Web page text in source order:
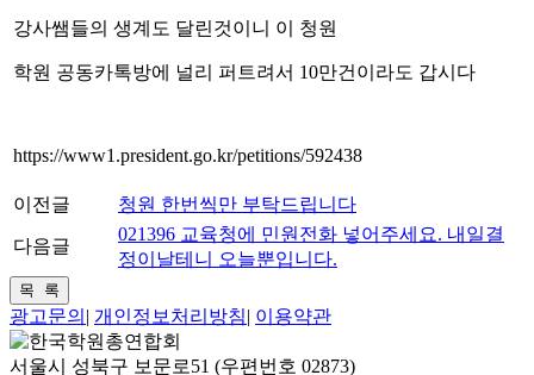
강사쌤들의 생계도 달린것이니 이 청원
학원 공동카톡방에 널리 퍼트려서 10만건이라도 갑시다
https://www1.president.go.kr/petitions/592438
이전글 청원 한번씩만 부탁드립니다
다음글
021396 교육청에 민원전화 넣어주세요. 내일결
정이날테니 오늘뿐입니다.
광고문의 | 개인정보처리방침| 이용약관
서울시 성북구 보문로51 (우편번호 02873)